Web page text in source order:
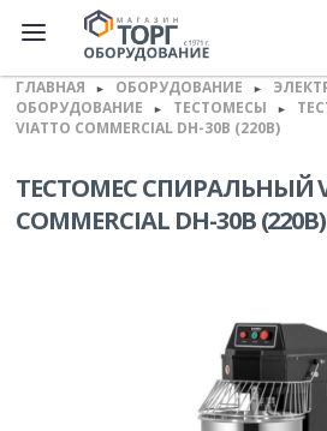
ГЛАВНАЯ ► ОБОРУДОВАНИЕ ►
ОБОРУДОВАНИЕ
► ТЕСТОМЕСЫ ►
VIATTO COMMERCIAL DH-30B (220В)
ТЕСТОМЕС СПИРАЛЬНЫЙ
COMMERCIAL DH-30B (220В)